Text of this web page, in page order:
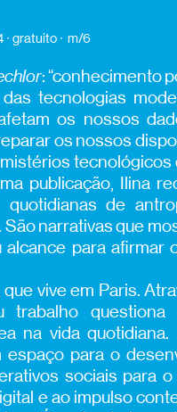
gratuito m/6
: “conhecimento
tecnologias
os nossos
os nossos
tecnológicos
publicação, Ilina
de
narrativas que
para afirmar
vive em Paris.
trabalho
na vida
para o
sociais para
e ao impulso